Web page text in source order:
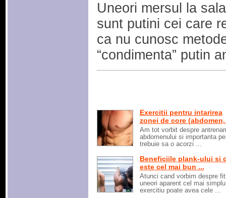
Uneori mersul la
sunt putini cei care
ca nu cunosc
“condimenta” putin
Exercitii pentru intarirea
zonei de core (abdomen,
Am tot vorbit despre
abdomenului si importanta
trebuie sa o acorzi ...
Beneficiile plank-ului si
este cel mai bun ...
Atunci cand vorbim despre
uneori aparent cel mai simplu
exercitiu poate avea cele ...